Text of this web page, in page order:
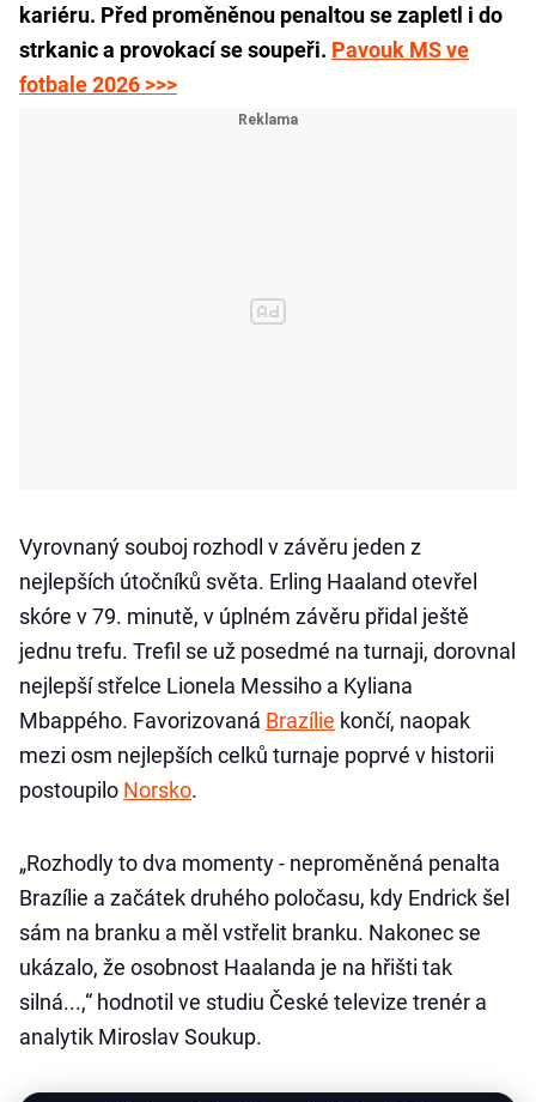
kariéru. Před proměněnou penaltou se zapletl i do
strkanic a provokací se soupeři. Pavouk MS ve
fotbale 2026 >>>
Vyrovnaný souboj rozhodl v závěru jeden z
nejlepších útočníků světa. Erling Haaland otevřel
skóre v 79. minutě, v úplném závěru přidal ještě
jednu trefu. Trefil se už posedmé na turnaji, dorovnal
nejlepší střelce Lionela Messiho a Kyliana
Mbappého. Favorizovaná Brazílie končí, naopak
mezi osm nejlepších celků turnaje poprvé v historii
postoupilo Norsko.
„Rozhodly to dva momenty - neproměněná penalta
Brazílie a začátek druhého poločasu, kdy Endrick šel
sám na branku a měl vstřelit branku. Nakonec se
ukázalo, že osobnost Haalanda je na hřišti tak
silná...,“ hodnotil ve studiu České televize trenér a
analytik Miroslav Soukup.